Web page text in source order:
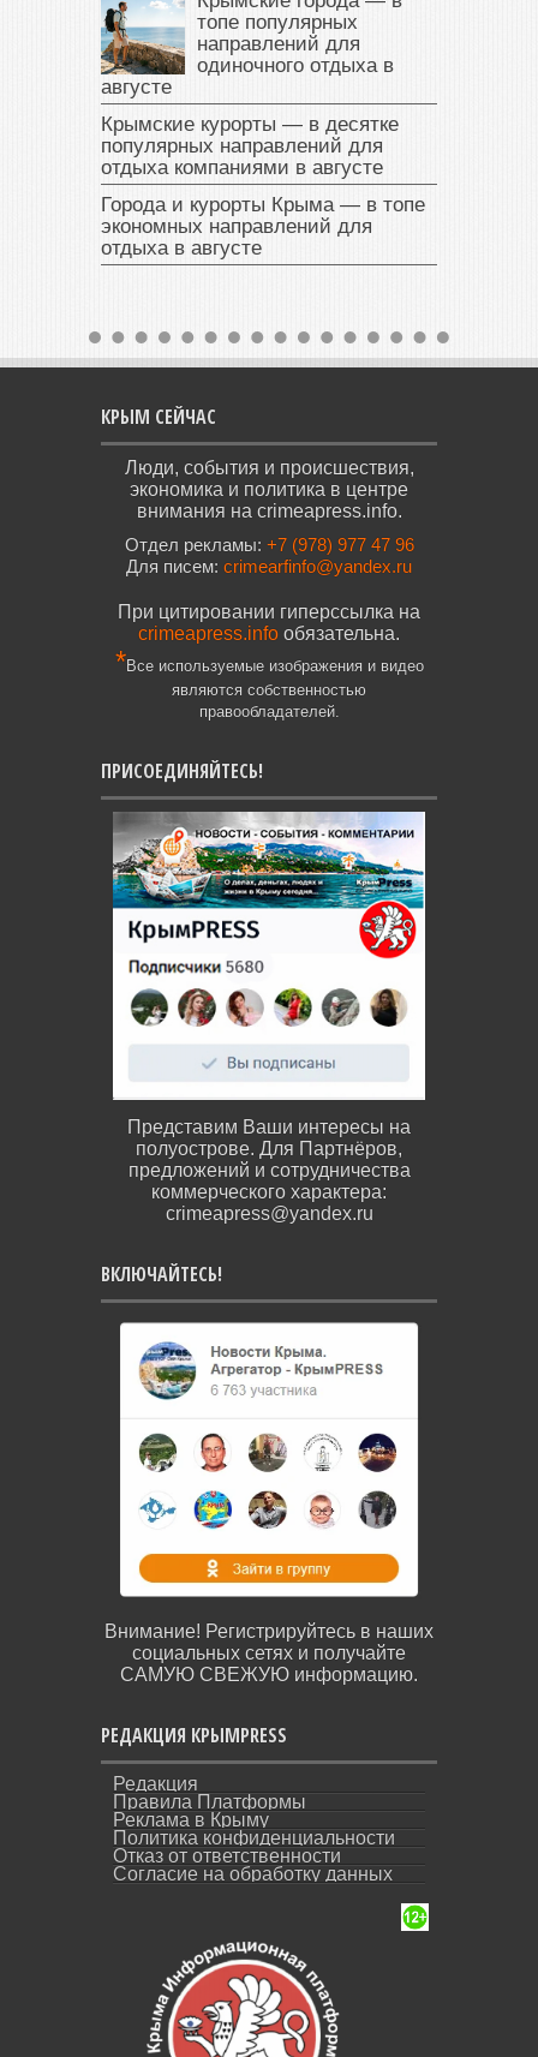
топе популярных
направлений для
одиночного отдыха в
августе
Крымские курорты — в десятке
популярных направлений для
отдыха компаниями в августе
Города и курорты Крыма — в топе
экономных направлений для
отдыха в августе
КРЫМ СЕЙЧАС
Люди, события и происшествия,
экономика и политика в центре
внимания на crimeapress.info.
Отдел рекламы: +7 (978) 977 47 96
Для писем: crimearfinfo@yandex.ru
При цитировании гиперссылка на
crimeapress.info обязательна.
*Все используемые изображения и видео
являются собственностью
правообладателей.
ПРИСОЕДИНЯЙТЕСЬ!
Представим Ваши интересы на
полуострове. Для Партнёров,
предложений и сотрудничества
коммерческого характера:
crimeapress@yandex.ru
ВКЛЮЧАЙТЕСЬ!
Внимание! Регистрируйтесь в наших
социальных сетях и получайте
САМУЮ СВЕЖУЮ информацию.
РЕДАКЦИЯ КРЫМPRESS
Редакция
Правила Платформы
Реклама в Крыму
Политика конфиденциальности
Отказ от ответственности
Согласие на обработку данных